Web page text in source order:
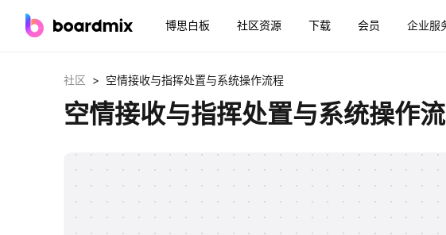
博思白板 社区资源 下载 会员 企业服
社区 > 空情接收与指挥处置与系统操作流程
空情接收与指挥处置与系统操作